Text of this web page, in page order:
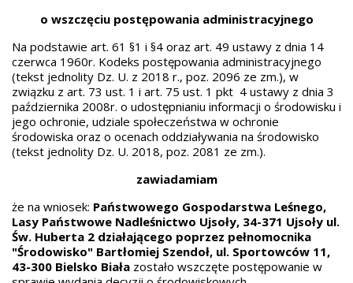
o wszczęciu postępowania administracyjnego
Na podstawie art. 61 §1 i §4 oraz art. 49 ustawy z dnia 14
czerwca 1960r. Kodeks postępowania administracyjnego
(tekst jednolity Dz. U. z 2018 r., poz. 2096 ze zm.), w
związku z art. 73 ust. 1 i art. 75 ust. 1 pkt 4 ustawy z dnia 3
października 2008r. o udostępnianiu informacji o środowisku i
jego ochronie, udziale społeczeństwa w ochronie
środowiska oraz o ocenach oddziaływania na środowisko
(tekst jednolity Dz. U. 2018, poz. 2081 ze zm.).
zawiadamiam
że na wniosek: Państwowego Gospodarstwa Leśnego,
Lasy Państwowe Nadleśnictwo Ujsoły, 34-371 Ujsoły ul.
Św. Huberta 2 działającego poprzez pełnomocnika
"Środowisko" Bartłomiej Szendoł, ul. Sportowców 11,
43-300 Bielsko Biała zostało wszczęte postępowanie w